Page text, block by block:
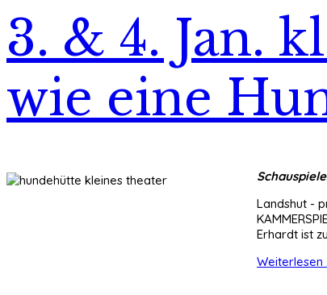
3. & 4. Jan.
wie eine
Landshut -
Erhardt ist
Weiterlesen ...